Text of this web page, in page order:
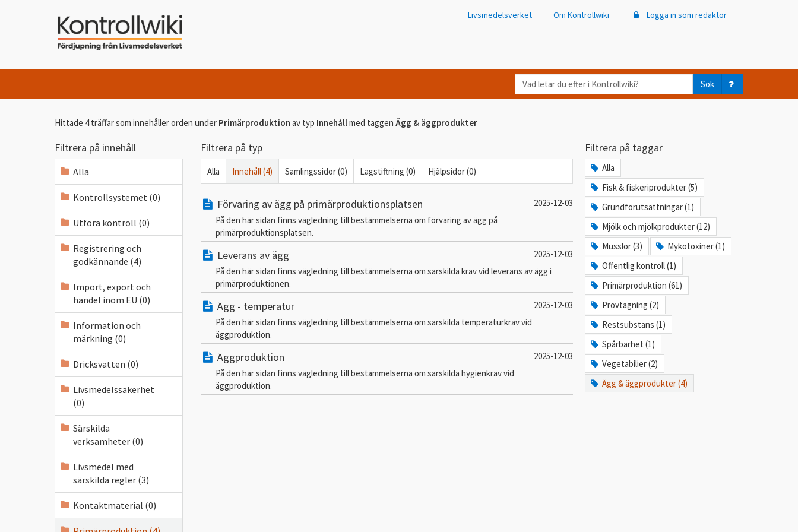
Livsmedelsverket Om Kontrollwiki Logga in som redaktör
Vad
letar
Kontrollwiki?
Sök
Hittade 4 träffar som innehåller orden under Primärproduktion av typ Innehållmed taggen Ägg & äggprodukter
Filtrera på innehåll
Alla
Kontrollsystemet (0)
Utföra kontroll (0)
Registrering och
godkännande (4)
Import, export och
handel inom EU (0)
Information och
märkning (0)
Dricksvatten (0)
Livsmedelssäkerhet
(0)
Särskilda
verksamheter (0)
Livsmedel med
särskilda regler (3)
Kontaktmaterial (0)
Filtrera på typ
Alla Innehåll (4) Samlingssidor (0) Lagstiftning (0) Hjälpsidor (0)
Förvaring av ägg på primärproduktionsplatsen
2025-12-03
På den här sidan finns vägledning till bestämmelserna om förvaring av ägg på
primärproduktionsplatsen.
Leverans av ägg
2025-12-03
På den här sidan finns vägledning till bestämmelserna om särskilda krav vid leverans av ägg i
primärproduktionen.
Ägg - temperatur
2025-12-03
På den här sidan finns vägledning till bestämmelserna om särskilda temperaturkrav vid
äggproduktion.
Äggproduktion
2025-12-03
På den här sidan finns vägledning till bestämmelserna om särskilda hygienkrav vid
äggproduktion.
Filtrera på taggar
Alla
Fisk & fiskeriprodukter (5)
Grundförutsättningar (1)
Mjölk och mjölkprodukter (12)
Musslor (3)
Mykotoxiner (1)
Offentlig kontroll (1)
Primärproduktion (61)
Provtagning (2)
Restsubstans (1)
Spårbarhet (1)
Vegetabilier (2)
Ägg & äggprodukter (4)